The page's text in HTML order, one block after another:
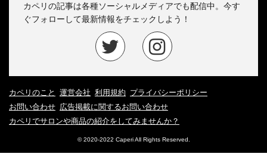
カペリの記事は各種ソーシャルメディアでも配信中。今す
ぐフォローして最新情報をチェックしよう！
カペリのこと 運営会社 利用規約 プライバシーポリシー
お問い合わせ 広告掲載に関するお問い合わせ
カペリでサロンや商品の紹介をしてみませんか？
© 2020-2022 Caperi All Rights Reserved.